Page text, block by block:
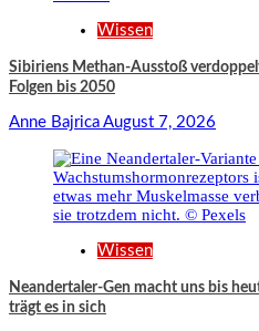
Wissen
Sibiriens Methan-Ausstoß
Folgen bis 2050
Anne Bajrica August 7, 2026
Wissen
Neandertaler-Gen macht uns bis
trägt es in sich